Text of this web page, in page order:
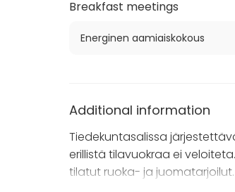
Breakfast meetings
Energinen aamiaiskokous
Additional information
Tiedekuntasalissa
erillistä tilavuokraa ei
tilatut ruoka- ja juomatarjoilut.